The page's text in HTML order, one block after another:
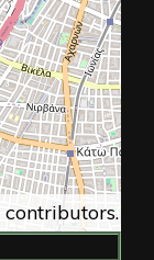
contributors.